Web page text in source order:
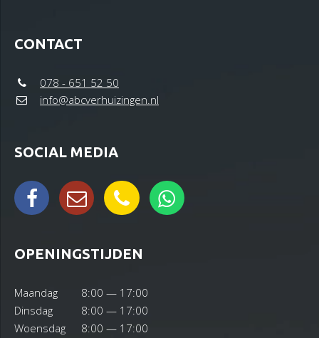
CONTACT
078 - 651 52 50
info@abcverhuizingen.nl
SOCIAL MEDIA
OPENINGSTIJDEN
Maandag
8:00 — 17:00
Dinsdag
8:00 — 17:00
Woensdag
8:00 — 17:00